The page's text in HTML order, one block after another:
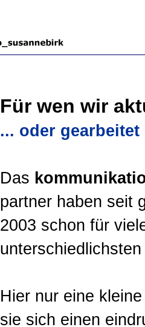
Für wen wir
... oder gearbeitet
Das
partner haben seit
2003 schon für
Hier nur eine
sie sich einen